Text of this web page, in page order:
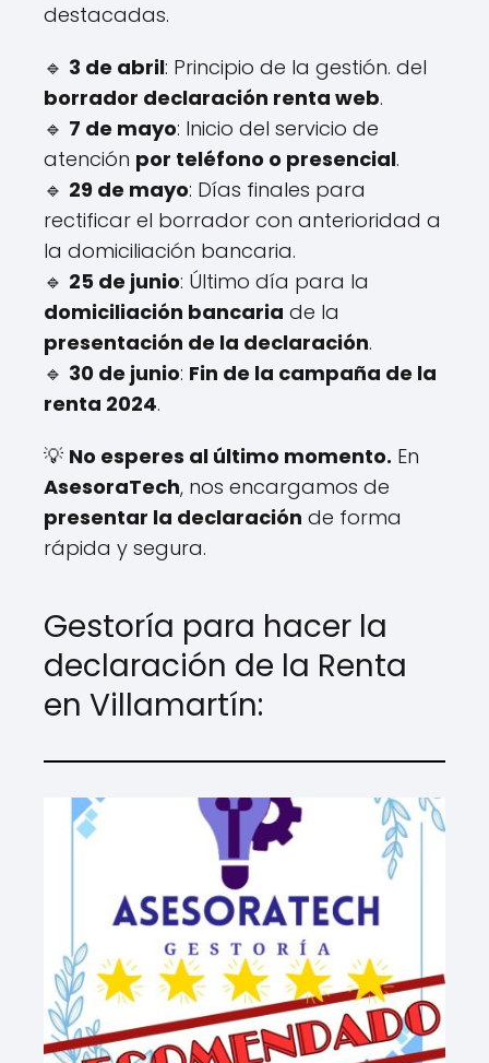
destacadas.
🔹 3 de abril: Principio de la gestión. del
borrador declaración renta web.
🔹 7 de mayo: Inicio del servicio de
atención por teléfono o presencial.
🔹 29 de mayo: Días finales para
rectificar el borrador con anterioridad a
la domiciliación bancaria.
🔹 25 de junio: Último día para la
domiciliación bancaria de la
presentación de la declaración.
🔹 30 de junio: Fin de la campaña de la
renta 2024.
💡 No esperes al último momento. En
AsesoraTech, nos encargamos de
presentar la declaración de forma
rápida y segura.
Gestoría para hacer la
declaración de la Renta
en Villamartín: